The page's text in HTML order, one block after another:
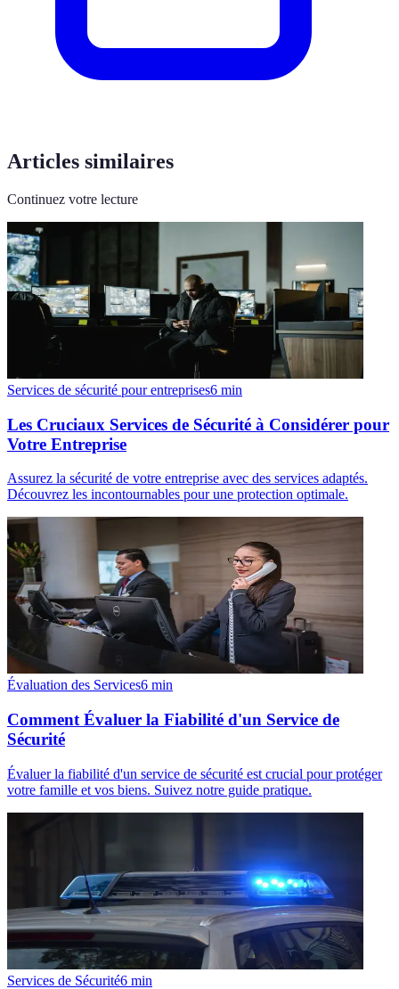
Articles similaires
Continuez votre lecture
Services de sécurité pour entreprises6 min
Les Cruciaux Services de Sécurité à Considérer pour
Votre Entreprise
Assurez la sécurité de votre entreprise avec des services adaptés.
Découvrez les incontournables pour une protection optimale.
Évaluation des Services6 min
Comment Évaluer la Fiabilité d'un Service de
Sécurité
Évaluer la fiabilité d'un service de sécurité est crucial pour protéger
votre famille et vos biens. Suivez notre guide pratique.
Services de Sécurité6 min